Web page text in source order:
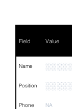
Field Value
Name
Position
Phone NA